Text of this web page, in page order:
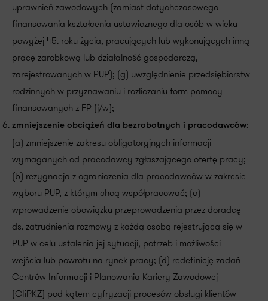
uprawnień zawodowych (zamiast dotychczasowego
finansowania kształcenia ustawicznego dla osób w wieku
powyżej 45. roku życia, pracujących lub wykonujących inną
pracę zarobkową lub działalność gospodarczą,
zarejestrowanych w PUP); (g) uwzględnienie przedsiębiorstw
rodzinnych w przyznawaniu i rozliczaniu form pomocy
finansowanych z FP (j/w);
zmniejszenie obciążeń dla bezrobotnych i pracodawców:
(a) zmniejszenie zakresu obligatoryjnych informacji
wymaganych od pracodawcy zgłaszającego ofertę pracy;
(b) rezygnacja z ograniczenia dla pracodawców w zakresie
wyboru PUP, z którym chcą współpracować; (c)
wprowadzenie obowiązku przeprowadzenia przez doradcę
ds. zatrudnienia rozmowy z każdą osobą rejestrującą się w
PUP w celu ustalenia jej sytuacji, potrzeb i możliwości
wejścia lub powrotu na rynek pracy; (d) redefinicję zadań
Centrów Informacji i Planowania Kariery Zawodowej
(CIiPKZ) pod kątem cyfryzacji procesów obsługi klientów